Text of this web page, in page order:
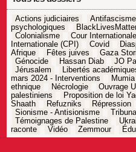
Actions judiciaires Antifascisme
psychologiques
Colonialisme
Cour
Internationale (CPI)
Covid
Afrique
Fêtes juives Gaza
Génocide
Hassan Diab JO
Jérusalem
Libertés
mars 2024 - Interventions
ethnique
Nécrologie Ouvrage
palestiniens
Proposition de loi
Shaath
Refuzniks Répression
Sionisme - Antisionisme
Témoignages de Palestine
raconte
Vidéo Zemmour
Navigation